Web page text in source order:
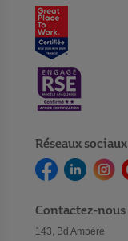
Réseaux sociaux
Contactez-nous
143, Bd Ampère